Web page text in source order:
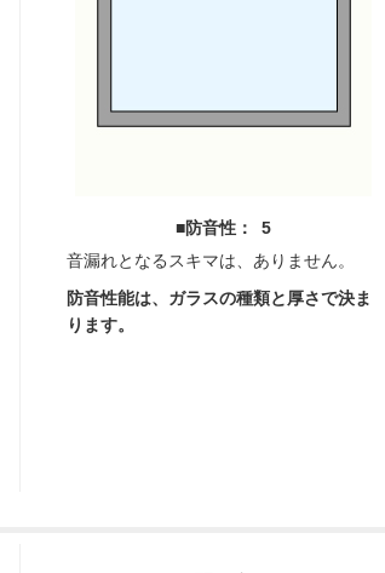
■防音性： 5
音漏れとなるスキマは、ありません。
防音性能は、ガラスの種類と厚さで決ま
ります。